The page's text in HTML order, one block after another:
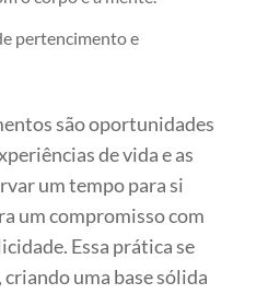
pertencimento e
são oportunidades
de vida e as
um tempo para si
um compromisso com
Essa prática se
uma base sólida